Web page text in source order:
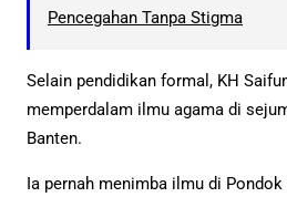
Pencegahan Tanpa Stigma
Selain pendidikan formal, KH
memperdalam ilmu agama di
Banten.
Ia pernah menimba ilmu di Pondok